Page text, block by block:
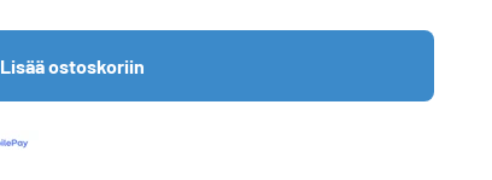
Lisää ostoskoriin